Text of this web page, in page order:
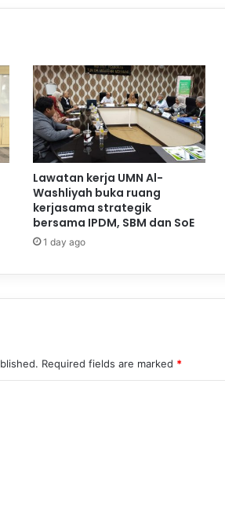
Lawatan kerja UMN Al-
Washliyah buka ruang
kerjasama strategik
bersama IPDM, SBM dan SoE
1 day ago
Required fields are marked *